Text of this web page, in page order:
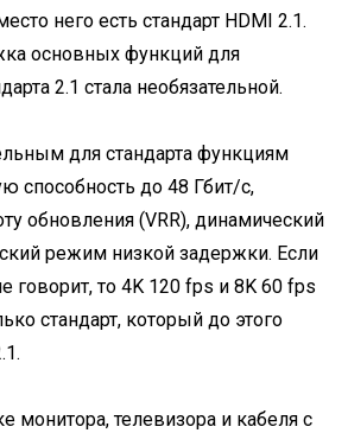
него есть стандарт HDMI 2.1.
основных функций для
2.1 стала необязательной.
для стандарта функциям
способность до 48 Гбит/с,
обновления (VRR), динамический
режим низкой задержки. Если
говорит, то 4K 120 fps и 8K 60 fps
стандарт, который до этого
монитора, телевизора и кабеля с